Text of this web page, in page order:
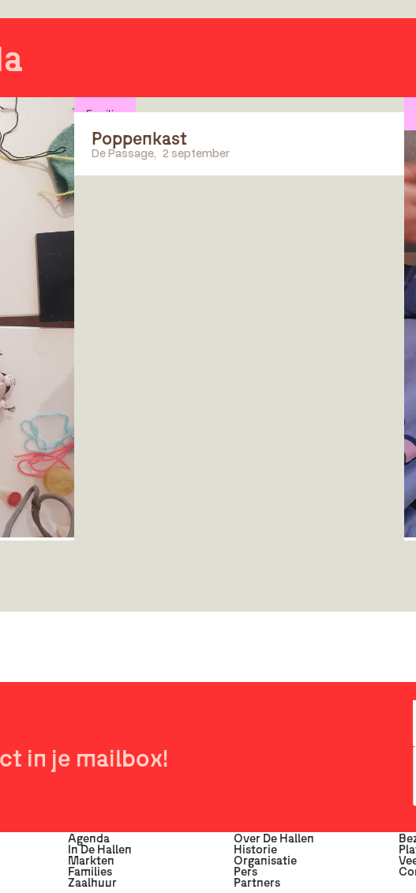
Families
Poppenkast
De Passage, 2 september
in je mailbox!
Agenda
In De Hallen
Markten
Families
Zaalhuur
Over De Hallen
Historie
Organisatie
Pers
Partners